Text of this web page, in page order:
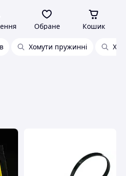
Обране Кошик
Хомути пружинні